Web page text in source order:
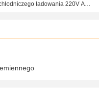
ładowania 220V AC